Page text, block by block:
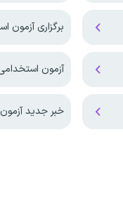
برگزاری آزمون
آزمون استخدامی
خبر جدید آزمون